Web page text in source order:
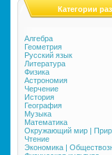
Категории
Алгебра
Геометрия
Русский язык
Литература
Физика
Астрономия
Черчение
История
География
Музыка
Математика
Окружающий мир |
Чтение
Экономика |